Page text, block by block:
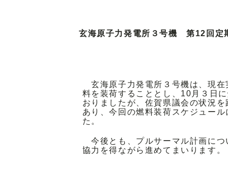
玄海原子力発電所３号機 第12回定
玄海原子力発電所３号機は、現在
料を装荷することとし、10月３日
おりましたが、佐賀県議会の状況
あり、今回の燃料装荷スケジュー
た。
今後とも、プルサーマル計画につ
協力を得ながら進めてまいります。